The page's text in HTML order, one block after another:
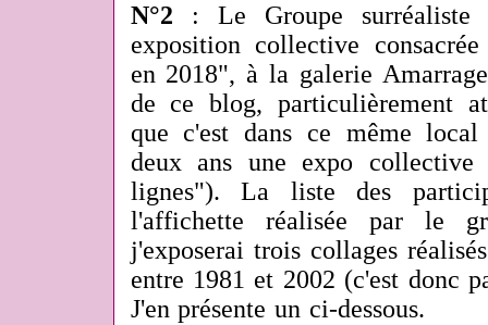
N°2 : Le Groupe surréaliste
exposition collective
en 2018", à la galerie
de ce blog, particulièrement
que c'est dans ce même
deux ans une expo collective
lignes"). La liste des
l'affichette réalisée par le
j'exposerai trois collages
entre 1981 et 2002 (c'est donc
J'en présente un ci-dessous.